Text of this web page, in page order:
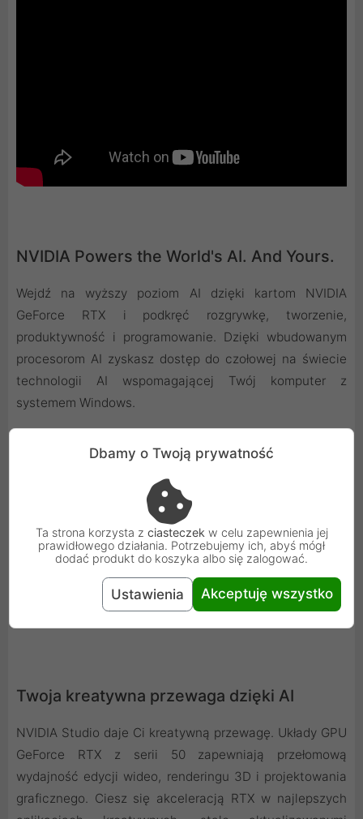
NVIDIA Powers the World's AI. And Yours.
Wejdź na wyższy poziom AI dzięki kartom NVIDIA
GeForce RTX i podkręć rozgrywkę, tworzenie,
produktywność i programowanie. Dzięki wbudowanym
procesorom AI zyskasz dostęp do czołowej na świecie
technologii AI wspomagającej Twój komputer z
systemem Windows.
Twoja kreatywna przewaga dzięki AI
NVIDIA Studio daje Ci kreatywną przewagę. Układy GPU
GeForce RTX z serii 50 zapewniają przełomową
wydajność edycji wideo, renderingu 3D i projektowania
graficznego. Ciesz się akceleracją RTX w najlepszych
Dbamy o Twoją prywatność
Ta strona korzysta z ciasteczek w celu zapewnienia jej
prawidłowego działania. Potrzebujemy ich, abyś mógł
dodać produkt do koszyka albo się zalogować.
Ustawienia Akceptuję wszystko